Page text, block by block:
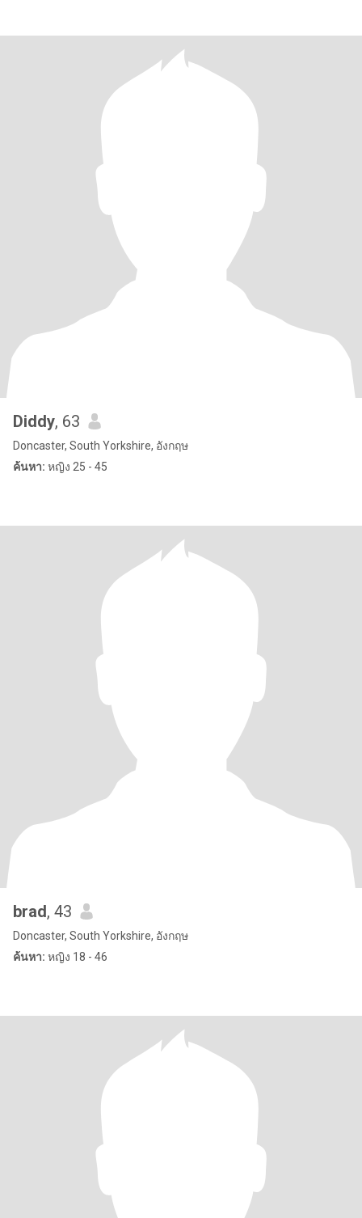
Diddy, 63
Doncaster, South Yorkshire, อังกฤษ
ค้นหา: หญิง 25 - 45
brad, 43
Doncaster, South Yorkshire, อังกฤษ
ค้นหา: หญิง 18 - 46